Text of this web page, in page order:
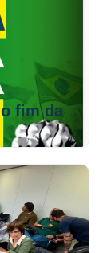
fim da